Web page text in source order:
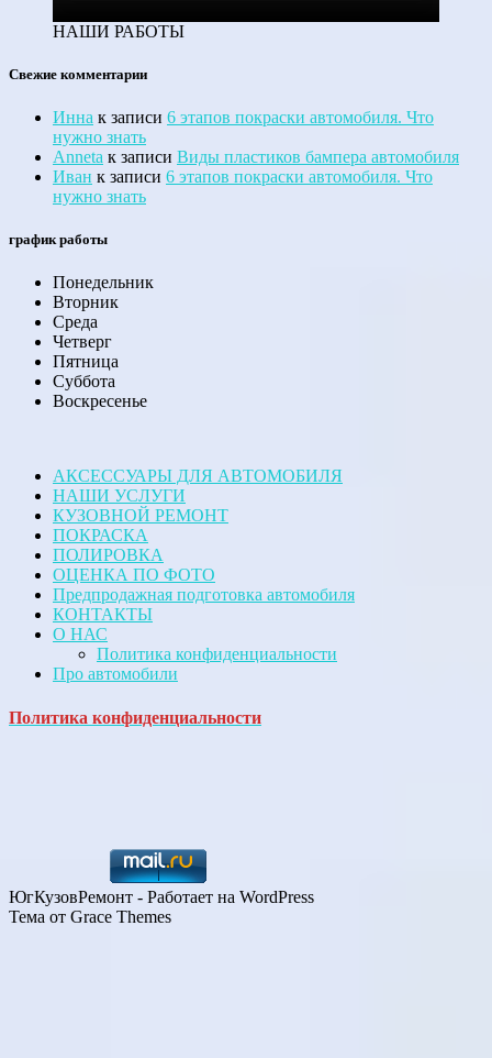
НАШИ РАБОТЫ
Свежие комментарии
Инна к записи 6 этапов покраски автомобиля. Что
нужно знать
Anneta к записи Виды пластиков бампера автомобиля
Иван к записи 6 этапов покраски автомобиля. Что
нужно знать
график работы
Понедельник
Вторник
Среда
Четверг
Пятница
Суббота
Воскресенье
АКСЕССУАРЫ ДЛЯ АВТОМОБИЛЯ
НАШИ УСЛУГИ
КУЗОВНОЙ РЕМОНТ
ПОКРАСКА
ПОЛИРОВКА
ОЦЕНКА ПО ФОТО
Предпродажная подготовка автомобиля
КОНТАКТЫ
О НАС
Политика конфиденциальности
Про автомобили
Политика конфиденциальности
ЮгКузовРемонт - Работает на WordPress
Тема от Grace Themes